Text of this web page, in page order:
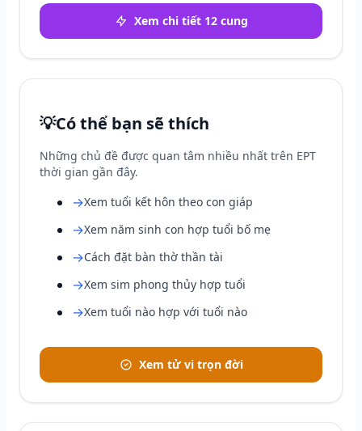
Xem chi tiết 12 cung
💡Có thể bạn sẽ thích
Những chủ đề được quan tâm nhiều nhất trên EPT
thời gian gần đây.
→Xem tuổi kết hôn theo con giáp
→Xem năm sinh con hợp tuổi bố mẹ
→Cách đặt bàn thờ thần tài
→Xem sim phong thủy hợp tuổi
→Xem tuổi nào hợp với tuổi nào
Xem tử vi trọn đời